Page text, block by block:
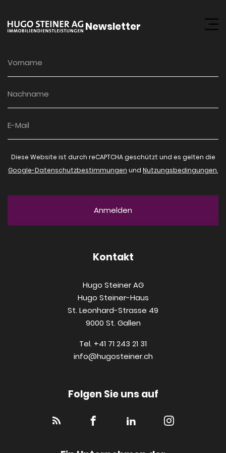
Newsletter
Diese Website ist durch reCAPTCHA geschützt und es gelten die
Google-Datenschutzbestimmungen und Nutzungsbedingungen.
Kontakt
Hugo Steiner AG
Hugo Steiner-Haus
St. Leonhard-Strasse 49
9000 St. Gallen
Tel. +41 71 243 21 31
info@hugosteiner.ch
Folgen Sie uns auf